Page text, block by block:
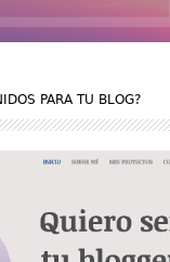
PARA TU BLOG?